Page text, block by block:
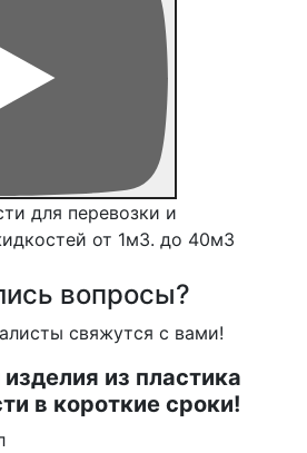
для перевозки и
от 1м3. до 40м3
вопросы?
свяжутся с вами!
из пластика
в короткие сроки!